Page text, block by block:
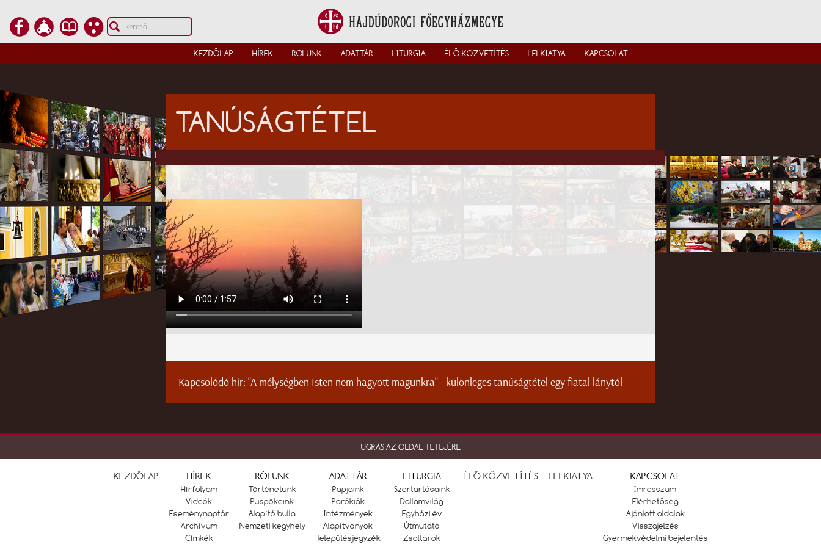
KEZDŐLAP HÍREK RÓLUNK ADATTÁR LITURGIA ÉLŐ KÖZVETÍTÉS LELKIATYA KAPCSOLAT
TANÚSÁGTÉTEL
Kapcsolódó hír: "A mélységben Isten nem hagyott magunkra" - különleges tanúságtétel egy fiatal lánytól
UGRÁS AZ OLDAL TETEJÉRE
KEZDŐLAP HÍREK
Hírfolyam
Videók
Eseménynaptár
Archívum
Címkék
RÓLUNK
Történetünk
Püspökeink
Alapító bulla
Nemzeti kegyhely
ADATTÁR
Papjaink
Parókiák
Intézmények
Alapítványok
Településjegyzék
LITURGIA
Szertartásaink
Dallamvilág
Egyházi év
Útmutató
Zsoltárok
ÉLŐ KÖZVETÍTÉS LELKIATYA KAPCSOLAT
Imresszum
Elérhetőség
Ajánlott oldalak
Visszajelzés
Gyermekvédelmi bejelentés